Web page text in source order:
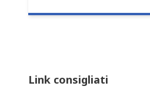
Link consigliati